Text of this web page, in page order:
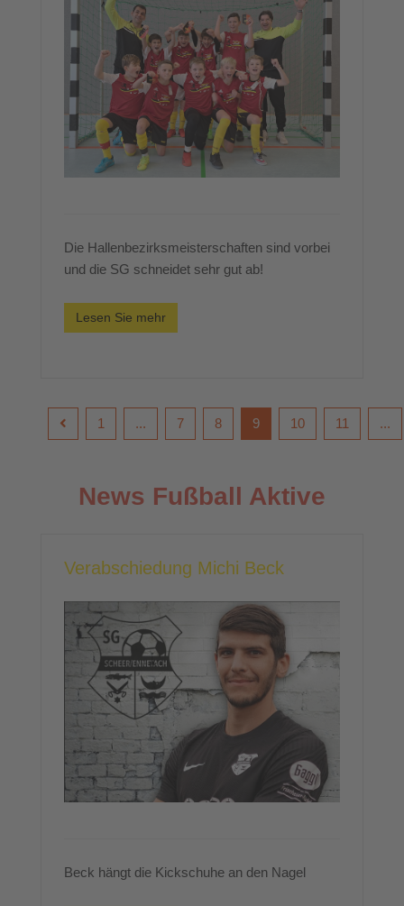
Die Hallenbezirksmeisterschaften sind vorbei
und die SG schneidet sehr gut ab!
Lesen Sie mehr
1 ... 7 8 9 10 11 ...
News Fußball Aktive
Verabschiedung Michi Beck
Beck hängt die Kickschuhe an den Nagel